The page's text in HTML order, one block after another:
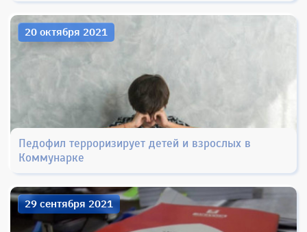
Педофил терроризирует детей и взрослых в
Коммунарке
20 октября 2021
29 сентября 2021